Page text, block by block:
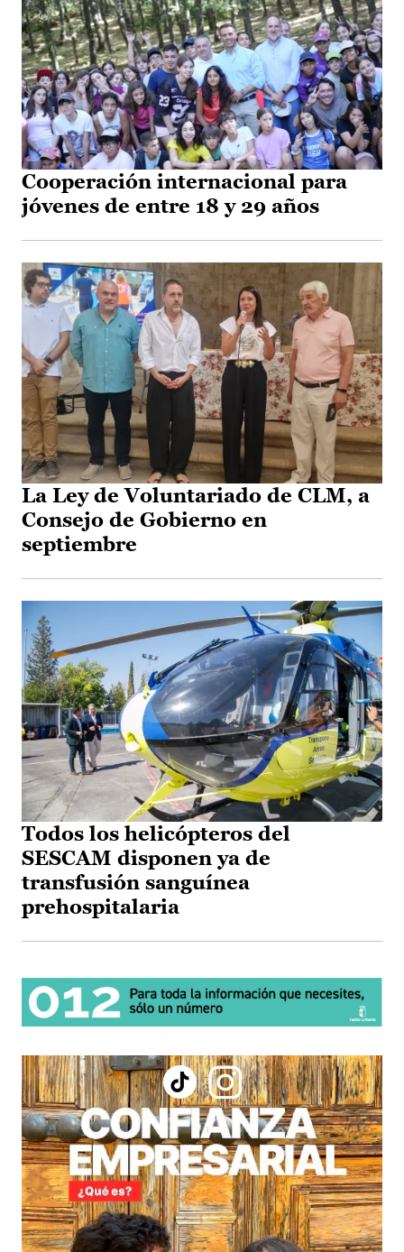
Cooperación internacional para
jóvenes de entre 18 y 29 años
La Ley de Voluntariado de CLM, a
Consejo de Gobierno en
septiembre
Todos los helicópteros del
SESCAM disponen ya de
transfusión sanguínea
prehospitalaria